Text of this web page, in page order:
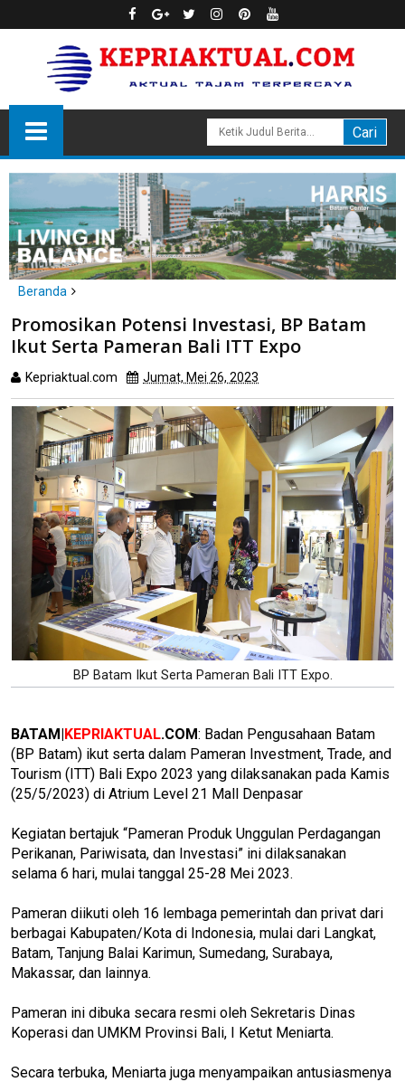
Beranda
Promosikan Potensi Investasi, BP Batam Ikut Serta Pameran Bali
Promosikan Potensi Investasi, BP Batam
Ikut Serta Pameran Bali ITT Expo
Kepriaktual.com Jumat, Mei 26, 2023
BP Batam Ikut Serta Pameran Bali ITT Expo.
BATAM|KEPRIAKTUAL.COM: Badan Pengusahaan Batam
(BP Batam) ikut serta dalam Pameran Investment, Trade, and
Tourism (ITT) Bali Expo 2023 yang dilaksanakan pada Kamis
(25/5/2023) di Atrium Level 21 Mall Denpasar
Kegiatan bertajuk “Pameran Produk Unggulan Perdagangan
Perikanan, Pariwisata, dan Investasi” ini dilaksanakan
selama 6 hari, mulai tanggal 25-28 Mei 2023.
Pameran diikuti oleh 16 lembaga pemerintah dan privat dari
berbagai Kabupaten/Kota di Indonesia, mulai dari Langkat,
Batam, Tanjung Balai Karimun, Sumedang, Surabaya,
Makassar, dan lainnya.
Pameran ini dibuka secara resmi oleh Sekretaris Dinas
Koperasi dan UMKM Provinsi Bali, I Ketut Meniarta.
Secara terbuka, Meniarta juga menyampaikan antusiasmenya